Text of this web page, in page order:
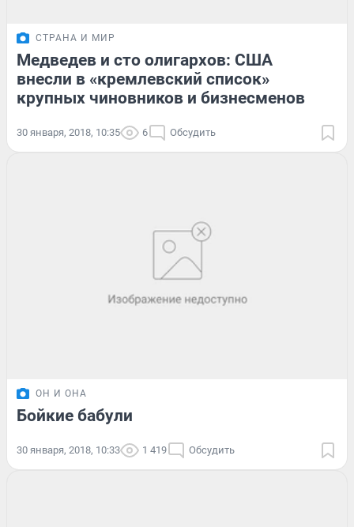
СТРАНА И МИР
Медведев и сто олигархов: США
внесли в «кремлевский список»
крупных чиновников и бизнесменов
30 января, 2018, 10:35 6 Обсудить
ОН И ОНА
Бойкие бабули
30 января, 2018, 10:33 1 419 Обсудить